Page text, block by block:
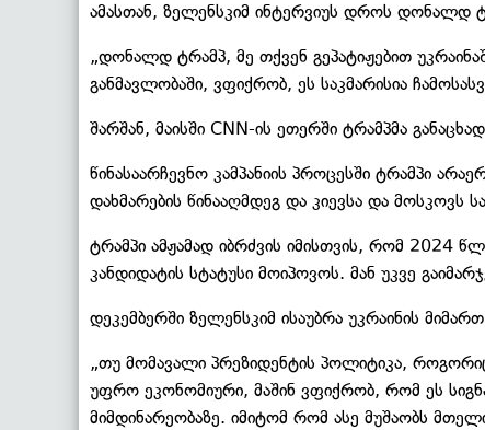
ამასთან, ზელენსკიმ ინტერვიუს დროს დონალდ
„დონალდ ტრამპ, მე თქვენ გეპატიჟებით
განმავლობაში, ვფიქრობ, ეს საკმარისია
შარშან, მაისში CNN-ის ეთერში ტრამპმა
წინასაარჩევნო კამპანიის პროცესში ტრამპი
დახმარების წინააღმდეგ და კიევსა და მოსკოვს
ტრამპი ამჟამად იბრძვის იმისთვის, რომ 2024
კანდიდატის სტატუსი მოიპოვოს. მან უკვე
დეკემბერში ზელენსკიმ ისაუბრა უკრაინის
„თუ მომავალი პრეზიდენტის პოლიტიკა,
უფრო ეკონომიური, მაშინ ვფიქრობ, რომ ეს
მიმდინარეობაზე. იმიტომ რომ ასე მუშაობს